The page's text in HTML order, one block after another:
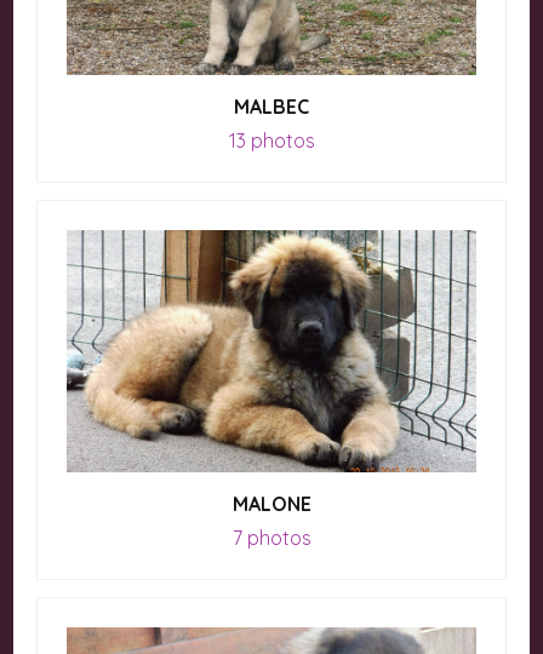
MALBEC
13 photos
MALONE
7 photos